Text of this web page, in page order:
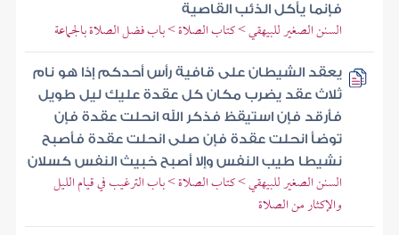
فإنما يأكل الذئب القاصية
السنن الصغير للبيهقي > كتاب الصلاة > باب فضل الصلاة بالجماعة
يعقد الشيطان على قافية رأس أحدكم إذا هو نام
ثلاث عقد يضرب مكان كل عقدة عليك ليل طويل
فأرقد فإن استيقظ فذكر الله انحلت عقدة فإن
توضأ انحلت عقدة فإن صلى انحلت عقدة فأصبح
نشيطا طيب النفس وإلا أصبح خبيث النفس كسلان
السنن الصغير للبيهقي > كتاب الصلاة > باب الترغيب في قيام الليل
والإكثار من الصلاة